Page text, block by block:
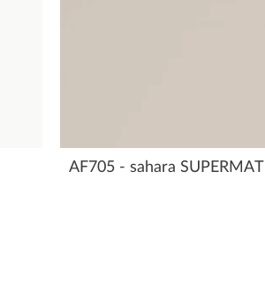
AF705 - sahara SUPERMAT